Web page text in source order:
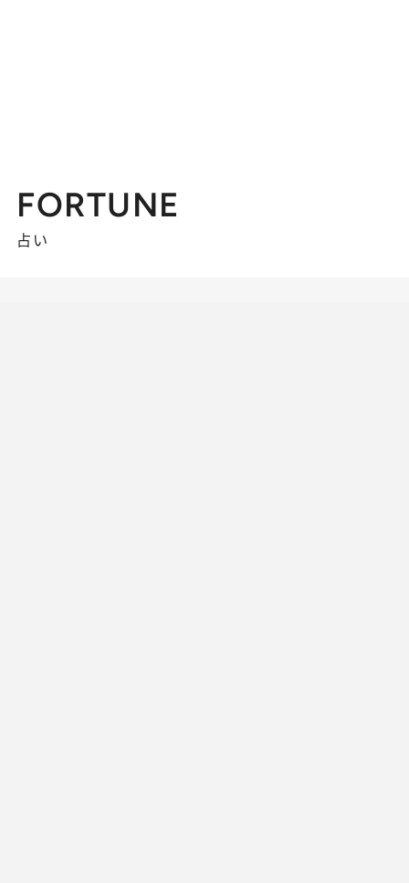
FORTUNE
占い